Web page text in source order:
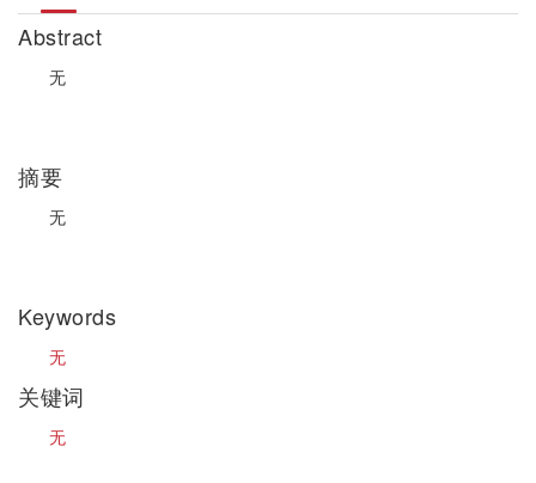
Abstract
无
摘要
无
Keywords
无
关键词
无